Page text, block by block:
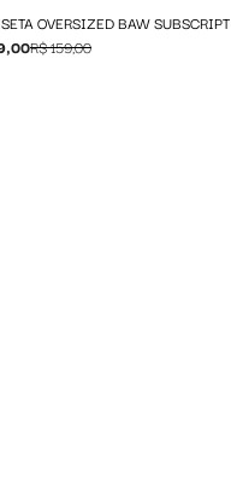
OVERSIZED BAW SUBSCRIPT
R$ 159,00